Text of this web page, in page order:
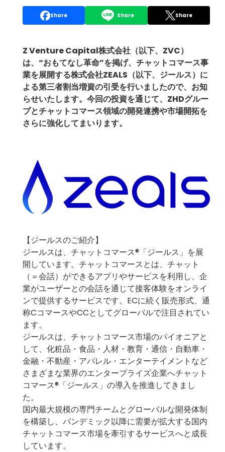
Share Share Share
Z Venture Capital株式会社（以下、ZVC）
は、“おもてなし革命”を掲げ、チャットコマース事
業を展開する株式会社ZEALS（以下、ジールス）に
よる第三者割当増資の引受を行いましたので、お知
らせいたします。今回の投資を通じて、ZHDグルー
プとチャットコマース領域の開発連携や市場開拓を
さらに強化してまいります。
【ジールスのご紹介】
ジールスは、チャットコマース®️「ジールス」を展
開しています。チャットコマースとは、チャット
（＝会話）ができるアプリやサービスを利用し、企
業がユーザーとの会話を通じて接客体験をオンライ
ンで提供するサービスです。ECに続く販売形式、通
称CコマースやCCとしてグローバルで注目されてい
ます。
ジールスは、チャットコマース市場のパイオニアと
して、化粧品・食品・人材・教育・通信・自動車・
金融・不動産・アパレル・エンターテイメントなど
さまざまな業界のエンタープライズ企業へチャット
コマース®️「ジールス」の導入を推進してきまし
た。
国内最大規模の専門チームとグローバルな開発体制
を構築し、パンデミック以降に需要が拡大する国内
チャットコマース市場を牽引するサービスへと成長
しています。